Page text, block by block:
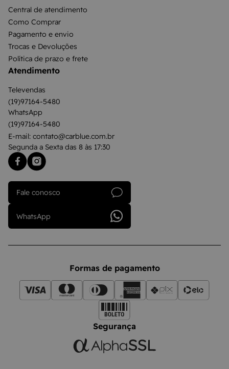
Central de atendimento
Como Comprar
Pagamento e envio
Trocas e Devoluções
Política de prazo e frete
Atendimento
Televendas
(19)97164-5480
WhatsApp
(19)97164-5480
E-mail: contato@carblue.com.br
Segunda a Sexta das 8 às 17:30
Fale conosco
WhatsApp
Formas de pagamento
Segurança